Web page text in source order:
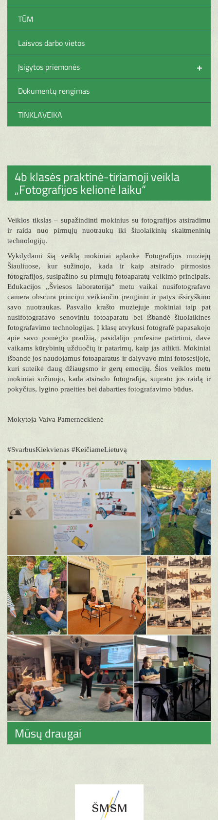
TŪM
Laisvos darbo vietos
+
Įsigytos priemonės
Dokumentų rengimas
TINKLAVEIKA
4b klasės praktinė-tiriamoji veikla
„Fotografijos kelionė laiku“
Veiklos tikslas – supažindinti mokinius su fotografijos atsiradimu
ir raida nuo pirmųjų nuotraukų iki šiuolaikinių skaitmeninių
technologijų.
Vykdydami šią veiklą mokiniai aplankė Fotografijos muziejų
Šiauliuose, kur sužinojo, kada ir kaip atsirado pirmosios
fotografijos, susipažino su pirmųjų fotoaparatų veikimo principais.
Edukacijos „Šviesos laboratorija“ metu vaikai nusifotografavo
camera obscura principu veikiančiu įrenginiu ir patys išsiryškino
savo nuotraukas. Pasvalio krašto muziejuje mokiniai taip pat
nusifotografavo senoviniu fotoaparatu bei išbandė šiuolaikines
fotografavimo technologijas. Į klasę atvykusi fotografė papasakojo
apie savo pomėgio pradžią, pasidalijo profesine patirtimi, davė
vaikams kūrybinių užduočių ir patarimų, kaip jas atlikti. Mokiniai
išbandė jos naudojamus fotoaparatus ir dalyvavo mini fotosesijoje,
kuri suteikė daug džiaugsmo ir gerų emocijų. Šios veiklos metu
mokiniai sužinojo, kada atsirado fotografija, suprato jos raidą ir
pokyčius, lygino praeities bei dabarties fotografavimo būdus.
Mokytoja Vaiva Pamerneckienė
#SvarbusKiekvienas #KeičiameLietuvą
Mūsų draugai